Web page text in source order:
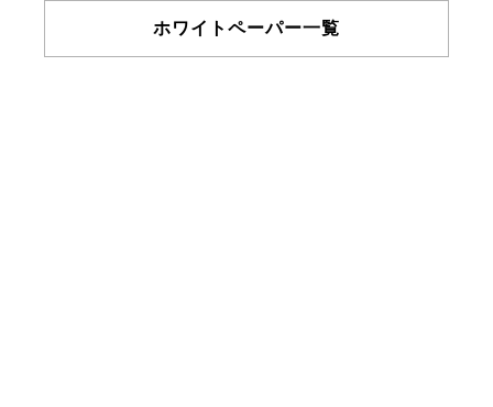
ホワイトペーパー一覧